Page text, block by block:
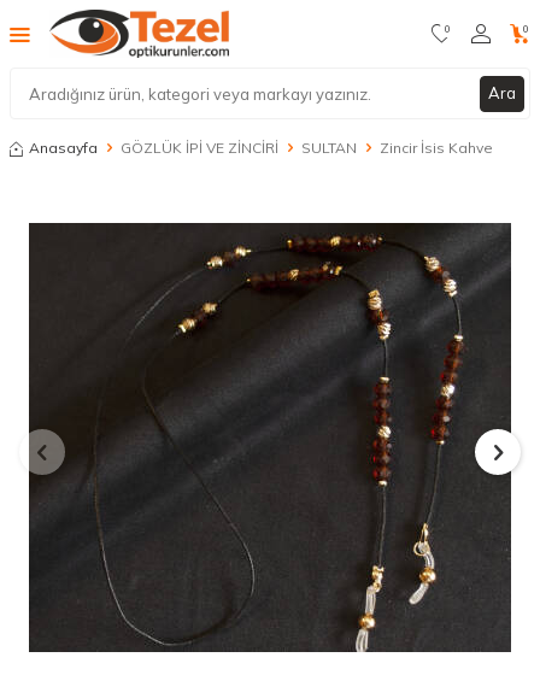
Ara
0 0
Anasayfa GÖZLÜK İPİ VE ZİNCİRİ SULTAN Zincir İsis Kahve